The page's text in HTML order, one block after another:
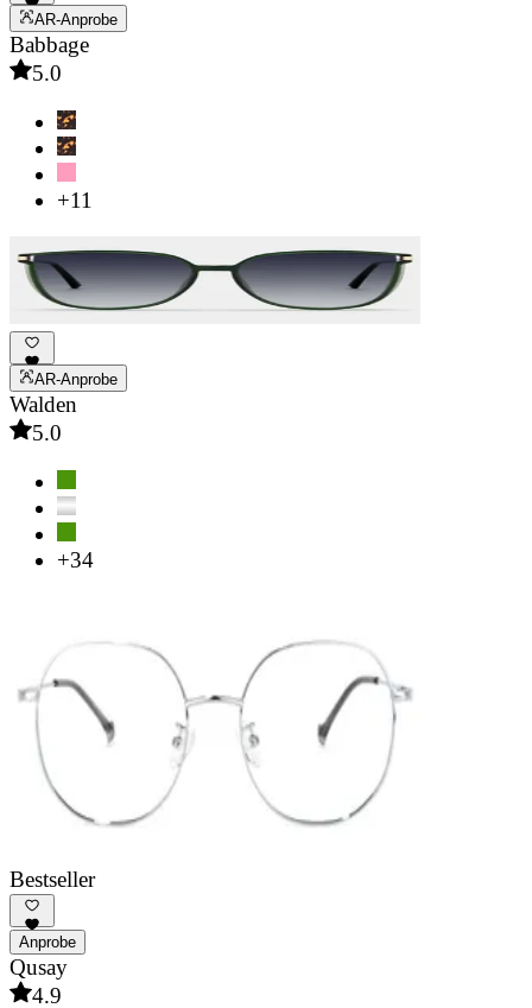
AR-Anprobe
Babbage
5.0
+11
AR-Anprobe
Walden
5.0
+34
Bestseller
Anprobe
Qusay
4.9